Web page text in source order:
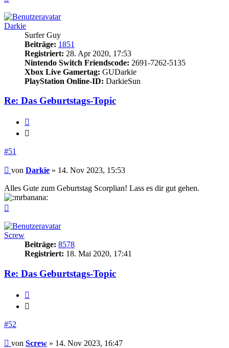
Darkie
Surfer Guy
Beiträge: 1851
Registriert: 28. Apr 2020, 17:53
Nintendo Switch Friendscode: 2691-7262-5135
Xbox Live Gamertag: GUDarkie
PlayStation Online-ID: DarkieSun
Re: Das Geburtstags-Topic
#51
Beitrag
von Darkie » 14. Nov 2023, 15:53
Alles Gute zum Geburtstag Scorplian! Lass es dir gut gehen.
Screw
Beiträge: 8578
Registriert: 18. Mai 2020, 17:41
Re: Das Geburtstags-Topic
#52
Beitrag
von Screw » 14. Nov 2023, 16:47